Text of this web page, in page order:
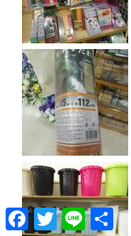
F
T
w
L
i
共
有